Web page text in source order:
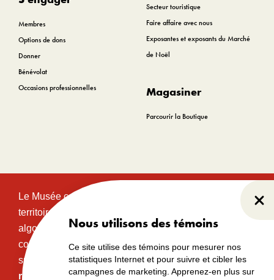
Nous utilisons des témoins
Ce site utilise des témoins pour mesurer nos
statistiques Internet et pour suivre et cibler les
campagnes de marketing. Apprenez-en plus sur
Membres
Options de dons
Donner
Bénévolat
Occasions professionnelles
Secteur touristique
Faire affaire avec nous
Exposantes et exposants du Marché
de Noël
Magasiner
Parcourir la Boutique
Le Musée canadien de l’histoire est situé sur le
territoire traditionnel et non cédé des communautés
algonquines Anishinabeg. Ce territoire a eu et
continue d’avoir une grande importance historique,
spirituelle et sacrée.Lire l’intégralité de la
reconnaissance territoriale.